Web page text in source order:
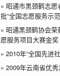
» 昭通市黑颈鹤志
批“全国志愿服务示
» 昭通黑颈鹤协会
愿服务项目大赛金奖
» 2010年“全国先进
» 2009年云南省优